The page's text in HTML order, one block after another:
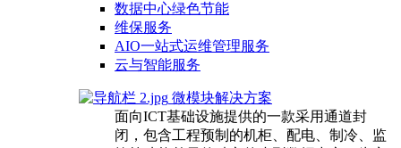
数据中心绿色节能
维保服务
AIO一站式运维管理服务
云与智能服务
微模块解决方案
面向ICT基础设施提供的一款采用通道封
闭，包含工程预制的机柜、配电、制冷、监